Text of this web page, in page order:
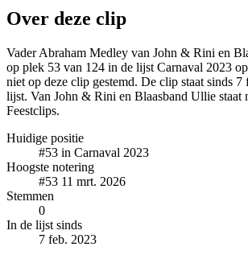
Over deze clip
Vader Abraham Medley van John & Rini en
op plek 53 van 124 in de lijst Carnaval 2023
niet op deze clip gestemd. De clip staat sinds
lijst. Van John & Rini en Blaasband Ullie staat
Feestclips.
Huidige positie
#53 in Carnaval 2023
Hoogste notering
#53 11 mrt. 2026
Stemmen
0
In de lijst sinds
7 feb. 2023